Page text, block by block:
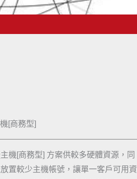
[商務型]
機[商務型] 方案供較多硬體資源，同
置較少主機帳號，讓單一客戶可用資